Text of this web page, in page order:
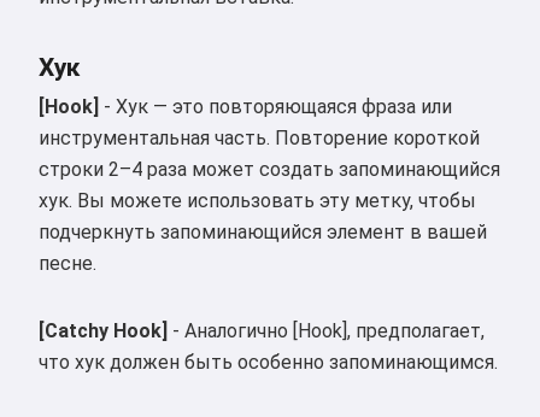
Хук
[Hook] - Хук — это повторяющаяся фраза или
инструментальная часть. Повторение короткой
строки 2–4 раза может создать запоминающийся
хук. Вы можете использовать эту метку, чтобы
подчеркнуть запоминающийся элемент в вашей
песне.
[Catchy Hook] - Аналогично [Hook], предполагает,
что хук должен быть особенно запоминающимся.